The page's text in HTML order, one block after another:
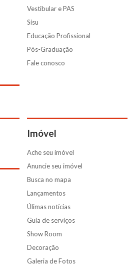
Vestibular e PAS
Sisu
Educação Profissional
Pós-Graduação
Fale conosco
Imóvel
Ache seu imóvel
Anuncie seu imóvel
Busca no mapa
Lançamentos
Úlimas notícias
Guia de serviços
Show Room
Decoração
Galeria de Fotos